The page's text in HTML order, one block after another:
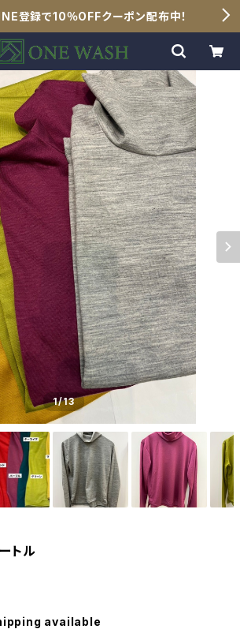
登録で10％OFFクーポン配布中！
1/13
トル
available